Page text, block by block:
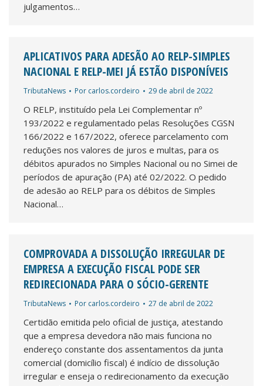
julgamentos…
APLICATIVOS PARA ADESÃO AO RELP-SIMPLES
NACIONAL E RELP-MEI JÁ ESTÃO DISPONÍVEIS
TributaNews Por carlos.cordeiro 29 de abril de 2022
O RELP, instituído pela Lei Complementar nº
193/2022 e regulamentado pelas Resoluções CGSN
166/2022 e 167/2022, oferece parcelamento com
reduções nos valores de juros e multas, para os
débitos apurados no Simples Nacional ou no Simei de
períodos de apuração (PA) até 02/2022. O pedido
de adesão ao RELP para os débitos de Simples
Nacional…
COMPROVADA A DISSOLUÇÃO IRREGULAR DE
EMPRESA A EXECUÇÃO FISCAL PODE SER
REDIRECIONADA PARA O SÓCIO-GERENTE
TributaNews Por carlos.cordeiro 27 de abril de 2022
Certidão emitida pelo oficial de justiça, atestando
que a empresa devedora não mais funciona no
endereço constante dos assentamentos da junta
comercial (domicílio fiscal) é indício de dissolução
irregular e enseja o redirecionamento da execução